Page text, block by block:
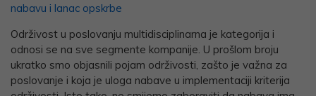
nabavu i lanac opskrbe
Održivost u poslovanju multidisciplinarna je kategorija i
odnosi se na sve segmente kompanije. U prošlom broju
ukratko smo objasnili pojam održivosti, zašto je važna za
poslovanje i koja je uloga nabave u implementaciji kriterija